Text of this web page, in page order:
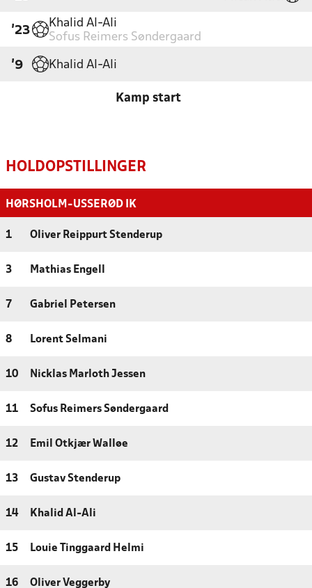
'23
Khalid Al-Ali
Sofus Reimers Søndergaard
'9 Khalid Al-Ali
Kamp start
HOLDOPSTILLINGER
HØRSHOLM-USSERØD IK
1 Oliver Reippurt Stenderup
3 Mathias Engell
7 Gabriel Petersen
8 Lorent Selmani
10 Nicklas Marloth Jessen
11 Sofus Reimers Søndergaard
12 Emil Otkjær Walløe
13 Gustav Stenderup
14 Khalid Al-Ali
15 Louie Tinggaard Helmi
16 Oliver Veggerby